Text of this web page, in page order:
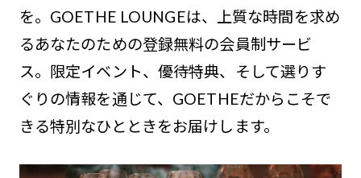
を。GOETHE LOUNGEは、上質な時間を求め
るあなたのための登録無料の会員制サービ
ス。限定イベント、優待特典、そして選りす
ぐりの情報を通じて、GOETHEだからこそで
きる特別なひとときをお届けします。